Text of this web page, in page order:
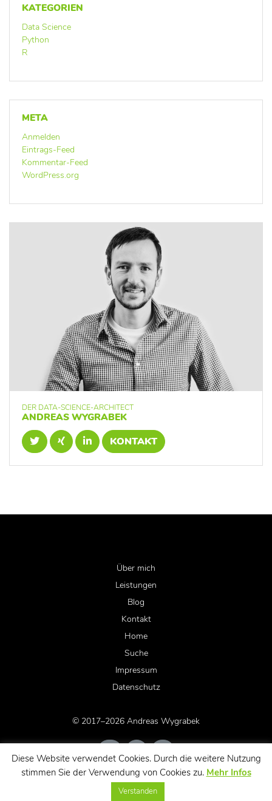
KATEGORIEN
Data Science
Python
R
META
Anmelden
Eintrags-Feed
Kommentar-Feed
WordPress.org
DER DATA-SCIENCE-ARCHITECT
ANDREAS WYGRABEK
KONTAKT
Über mich
Leistungen
Blog
Kontakt
Home
Suche
Impressum
Datenschutz
© 2017–2026 Andreas Wygrabek
Diese Website verwendet Cookies. Durch die weitere Nutzung
stimmen Sie der Verwendung von Cookies zu. Mehr Infos
Verstanden